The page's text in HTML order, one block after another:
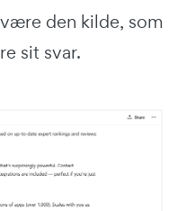
den kilde, som
sit svar.